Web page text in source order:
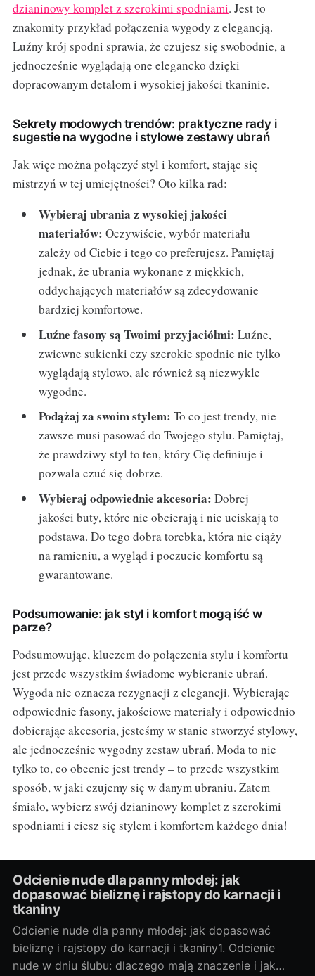
dzianinowy komplet z szerokimi spodniami. Jest to
znakomity przykład połączenia wygody z elegancją.
Luźny krój spodni sprawia, że czujesz się swobodnie, a
jednocześnie wyglądają one elegancko dzięki
dopracowanym detalom i wysokiej jakości tkaninie.
Sekrety modowych trendów: praktyczne rady i
sugestie na wygodne i stylowe zestawy ubrań
Jak więc można połączyć styl i komfort, stając się
mistrzyń w tej umiejętności? Oto kilka rad:
Wybieraj ubrania z wysokiej jakości
materiałów: Oczywiście, wybór materiału
zależy od Ciebie i tego co preferujesz. Pamiętaj
jednak, że ubrania wykonane z miękkich,
oddychających materiałów są zdecydowanie
bardziej komfortowe.
Luźne fasony są Twoimi przyjaciółmi: Luźne,
zwiewne sukienki czy szerokie spodnie nie tylko
wyglądają stylowo, ale również są niezwykle
wygodne.
Podążaj za swoim stylem: To co jest trendy, nie
zawsze musi pasować do Twojego stylu. Pamiętaj,
że prawdziwy styl to ten, który Cię definiuje i
pozwala czuć się dobrze.
Wybieraj odpowiednie akcesoria: Dobrej
jakości buty, które nie obcierają i nie uciskają to
podstawa. Do tego dobra torebka, która nie ciąży
na ramieniu, a wygląd i poczucie komfortu są
gwarantowane.
Podsumowanie: jak styl i komfort mogą iść w
parze?
Podsumowując, kluczem do połączenia stylu i komfortu
jest przede wszystkim świadome wybieranie ubrań.
Wygoda nie oznacza rezygnacji z elegancji. Wybierając
odpowiednie fasony, jakościowe materiały i odpowiednio
dobierając akcesoria, jesteśmy w stanie stworzyć stylowy,
ale jednocześnie wygodny zestaw ubrań. Moda to nie
tylko to, co obecnie jest trendy – to przede wszystkim
sposób, w jaki czujemy się w danym ubraniu. Zatem
śmiało, wybierz swój dzianinowy komplet z szerokimi
spodniami i ciesz się stylem i komfortem każdego dnia!
Odcienie nude dla panny młodej: jak
dopasować bieliznę i rajstopy do karnacji i
tkaniny
Odcienie nude dla panny młodej: jak dopasować
bieliznę i rajstopy do karnacji i tkaniny1. Odcienie
nude w dniu ślubu: dlaczego mają znaczenie i jak